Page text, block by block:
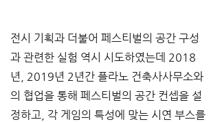
전시 기획과 더불어 페스티벌의 공간 구성
과 관련한 실험 역시 시도하였는데 2018
년, 2019년 2년간 플라노 건축사사무소와
의 협업을 통해 페스티벌의 공간 컨셉을 설
정하고, 각 게임의 특성에 맞는 시연 부스를